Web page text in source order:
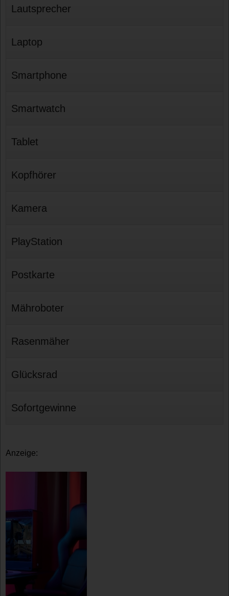
Lautsprecher
Laptop
Smartphone
Smartwatch
Tablet
Kopfhörer
Kamera
PlayStation
Postkarte
Mähroboter
Rasenmäher
Glücksrad
Sofortgewinne
Anzeige: